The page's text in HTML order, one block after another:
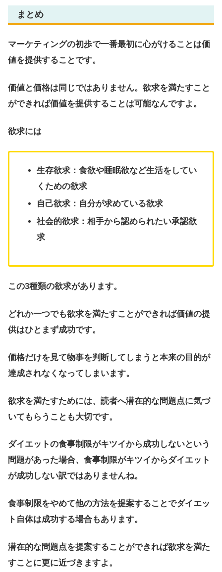
まとめ
マーケティングの初歩で一番最初に心がけることは価
値を提供することです。
価値と価格は同じではありません。欲求を満たすこと
ができれば価値を提供することは可能なんですよ。
欲求には
生存欲求：食欲や睡眠欲など生活をしてい
くための欲求
自己欲求：自分が求めている欲求
社会的欲求：相手から認められたい承認欲
求
この3種類の欲求があります。
どれか一つでも欲求を満たすことができれば価値の提
供はひとまず成功です。
価格だけを見て物事を判断してしまうと本来の目的が
達成されなくなってしまいます。
欲求を満たすためには、読者へ潜在的な問題点に気づ
いてもらうことも大切です。
ダイエットの食事制限がキツイから成功しないという
問題があった場合、食事制限がキツイからダイエット
が成功しない訳ではありませんね。
食事制限をやめて他の方法を提案することでダイエッ
ト自体は成功する場合もあります。
潜在的な問題点を提案することができれば欲求を満た
すことに更に近づきますよ。